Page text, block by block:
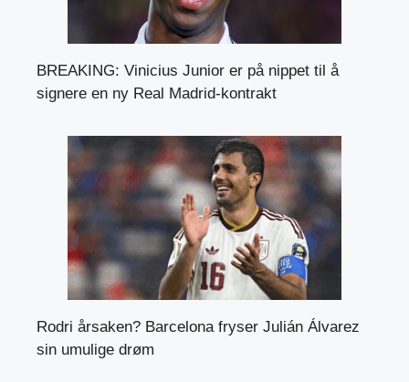
BREAKING: Vinicius Junior er på nippet til å
signere en ny Real Madrid-kontrakt
Rodri årsaken? Barcelona fryser Julián Álvarez
sin umulige drøm